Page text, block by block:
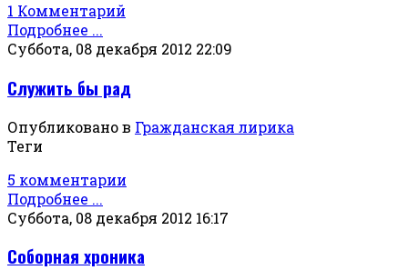
1 Комментарий
Подробнее ...
Суббота, 08 декабря 2012 22:09
Служить бы рад
Опубликовано в Гражданская лирика
Теги
5 комментарии
Подробнее ...
Суббота, 08 декабря 2012 16:17
Соборная хроника